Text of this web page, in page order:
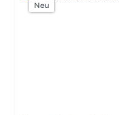
Neu